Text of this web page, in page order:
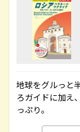
地球をグルっと
ろガイドに加え
っぷり。